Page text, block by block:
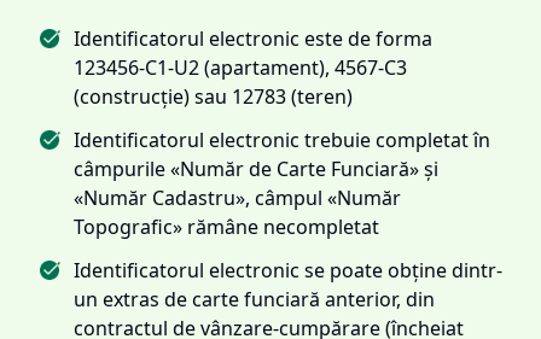
Identificatorul electronic este de forma
123456-C1-U2 (apartament), 4567-C3
(construcție) sau 12783 (teren)
Identificatorul electronic trebuie completat în
câmpurile «Număr de Carte Funciară» și
«Număr Cadastru», câmpul «Număr
Topografic» rămâne necompletat
Identificatorul electronic se poate obține dintr-
un extras de carte funciară anterior, din
contractul de vânzare-cumpărare (încheiat